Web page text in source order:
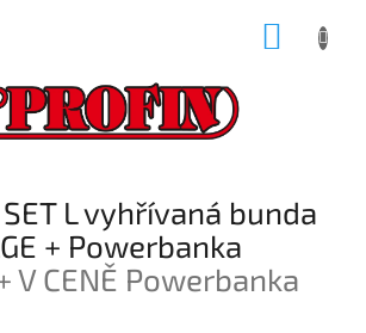
SET L vyhřívaná bunda
+ Powerbanka
V CENĚ Powerbanka